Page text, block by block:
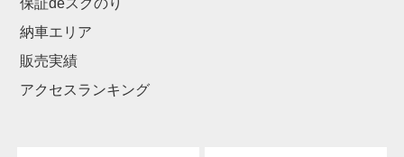
保証deスグのり
納車エリア
販売実績
アクセスランキング